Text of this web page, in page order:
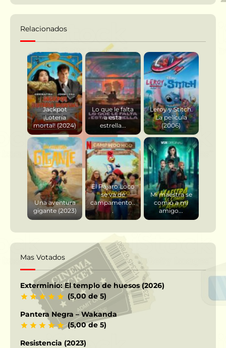
Relacionados
Jackpot
¡Lotería
mortal! (2024)
Lo que le falta
a esta
estrella...
Leroy y Stitch.
La película
(2006)
Una aventura
gigante (2023)
El Pájaro Loco
se va de
campamento..
.
Mi maestra se
comió a mi
amigo...
Mas Votados
Exterminio: El templo de huesos (2026)
(5,00 de 5)
Pantera Negra – Wakanda
(5,00 de 5)
Resistencia (2023)